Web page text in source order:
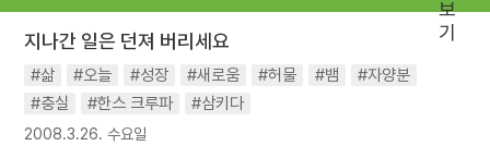
#독서
#건강 #면역력
지나간 일은 던져 버리세요
#삶 #오늘 #성장 #새로움 #허물 #뱀
#자양분
#충실
#한스 크루파 #삼키다
2008.3.26. 수요일